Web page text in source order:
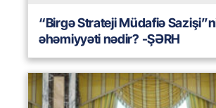
“Birgə Strateji Müdafiə
əhəmiyyəti nədir? -ŞƏRH